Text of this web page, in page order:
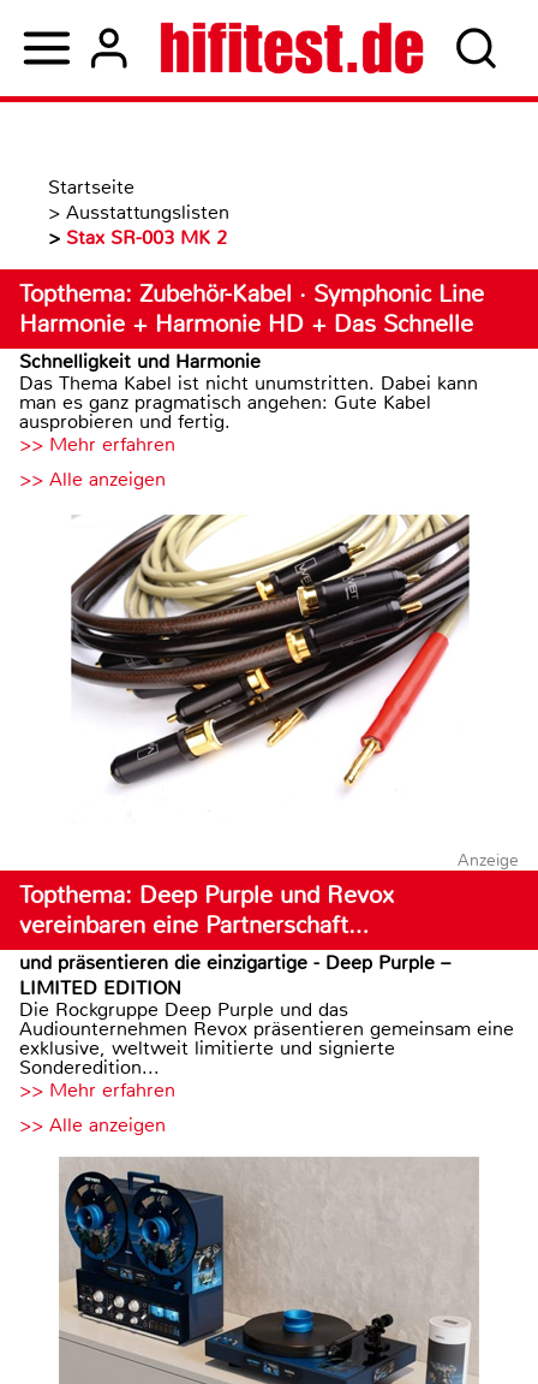
Startseite
> Ausstattungslisten
> Stax SR-003 MK 2
Topthema: Zubehör-Kabel · Symphonic Line
Harmonie + Harmonie HD + Das Schnelle
Schnelligkeit und Harmonie
Das Thema Kabel ist nicht unumstritten. Dabei kann
man es ganz pragmatisch angehen: Gute Kabel
ausprobieren und fertig.
>> Mehr erfahren
>> Alle anzeigen
Anzeige
Topthema: Deep Purple und Revox
vereinbaren eine Partnerschaft…
und präsentieren die einzigartige - Deep Purple –
LIMITED EDITION
Die Rockgruppe Deep Purple und das
Audiounternehmen Revox präsentieren gemeinsam eine
exklusive, weltweit limitierte und signierte
Sonderedition...
>> Mehr erfahren
>> Alle anzeigen